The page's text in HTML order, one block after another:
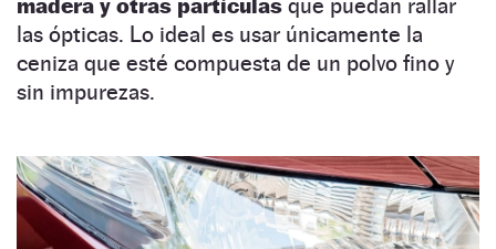
madera y otras partículas que puedan rallar
las ópticas. Lo ideal es usar únicamente la
ceniza que esté compuesta de un polvo fino y
sin impurezas.